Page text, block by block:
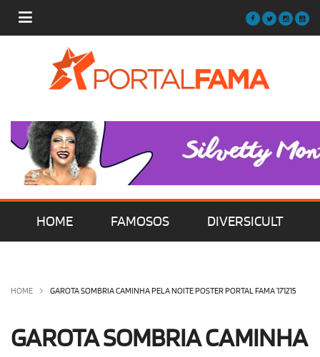
HOME FAMOSOS DIVERSICULT
OLHA ISSO! EU QUERO!
HOME GAROTA SOMBRIA CAMINHA PELA NOITE POSTER PORTAL FAMA 171215
GAROTA SOMBRIA CAMINHA